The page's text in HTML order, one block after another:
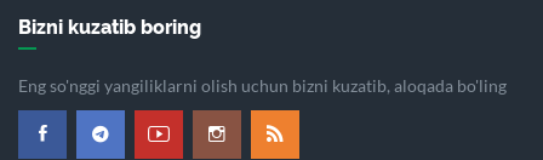
Bizni kuzatib boring
Eng so'nggi yangiliklarni olish uchun bizni kuzatib, aloqada bo'ling